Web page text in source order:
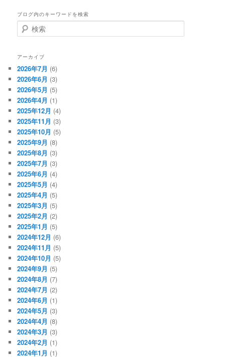
ブログ内のキーワードを検索
検
索
アーカイブ
2026年7月 (6)
2026年6月 (3)
2026年5月 (5)
2026年4月 (1)
2025年12月 (4)
2025年11月 (3)
2025年10月 (5)
2025年9月 (8)
2025年8月 (3)
2025年7月 (3)
2025年6月 (4)
2025年5月 (4)
2025年4月 (5)
2025年3月 (5)
2025年2月 (2)
2025年1月 (5)
2024年12月 (6)
2024年11月 (5)
2024年10月 (5)
2024年9月 (5)
2024年8月 (7)
2024年7月 (2)
2024年6月 (1)
2024年5月 (3)
2024年4月 (8)
2024年3月 (3)
2024年2月 (1)
2024年1月 (1)